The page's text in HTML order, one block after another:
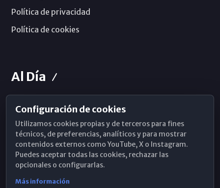
Política de privacidad
Política de cookies
Al Día
Horarios de Misa
Hemeroteca
WhatsApp
Configuración de cookies
Utilizamos cookies propias y de terceros para fines
técnicos, de preferencias, analíticos y para mostrar
contenidos externos como YouTube, X o Instagram.
Puedes aceptar todas las cookies, rechazar las
opcionales o configurarlas.
Más información